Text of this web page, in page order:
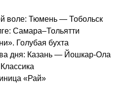
воле: Тюмень — Тобольск
Самара–Тольятти
Голубая бухта
дня: Казань — Йошкар-Ола
«Рай»